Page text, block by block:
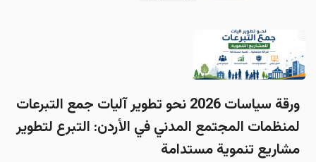
ورقة سیاسات 2026 نحو تطوير آليات جمع التبرعات
لمنظمات المجتمع المدني في الأردن: التبرع لتطوير
مشاريع تنموية مستدامة